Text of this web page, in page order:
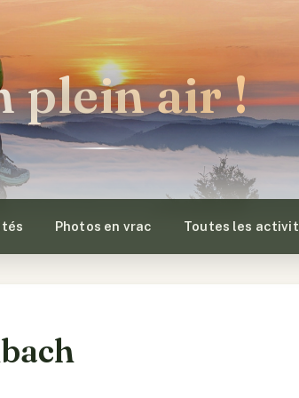
plein air !
Photos en vrac Toutes les